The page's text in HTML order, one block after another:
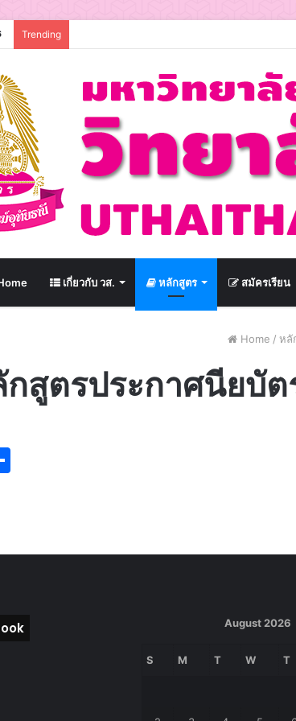
Trending
เกี่ยวกับ วส. หลักสูตร สมัครเรียน
Home / หลั
สูตรประกาศนียบั
S
August 2026
S M T W T